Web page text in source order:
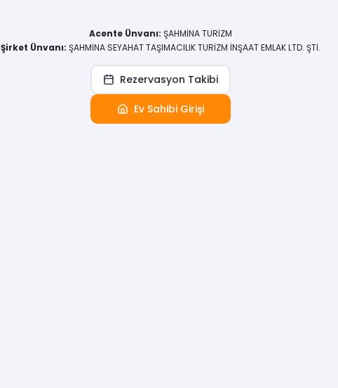
Acente Ünvanı: ŞAHMİNA TURİZM
Şirket Ünvanı: ŞAHMİNA SEYAHAT TAŞIMACILIK TURİZM İNŞAAT EMLAK LTD. ŞTİ.
Rezervasyon Takibi
Ev Sahibi Girişi